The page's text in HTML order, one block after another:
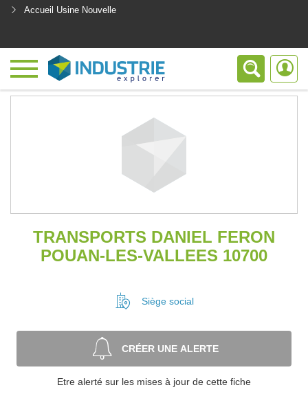
Accueil Usine Nouvelle
TRANSPORTS DANIEL FERON
POUAN-LES-VALLEES 10700
Siège social
CRÉER UNE ALERTE
Etre alerté sur les mises à jour de cette fiche